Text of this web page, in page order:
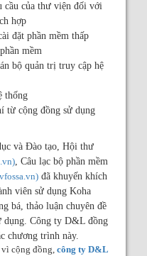
cầu của thư viện đối với
hợp
đặt phần mềm thấp
mềm
bộ quản trị truy cập hệ
thống
từ cộng đồng sử dụng
và Đào tạo, Hội thư
, Câu lạc bộ phần mềm
đã khuyến khích
viên sử dụng Koha
bá, thảo luận chuyên đề
dụng. Công ty D&L đồng
chương trình này.
vì cộng đồng, công ty D&L